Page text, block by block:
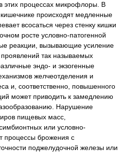
этих процессах микрофлоры. В
происходят медленные
всосаться через стенку кишки
росте условно-патогенной
реакции, вызывающие усиление
проявлений так называемых
эндо- и экзогенные
желчеотделения и
и, соответственно, повышенного
может приводить к замедлению
Нарушение
пищевых масс,
или условно-
процессы брожения с
поджелудочной железы или